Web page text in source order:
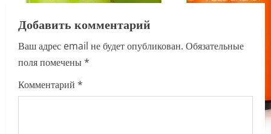
a
v
i
g
Добавить комментарий
Ваш адрес email не будет опубликован. Обязательные
поля помечены*
Комментарий *